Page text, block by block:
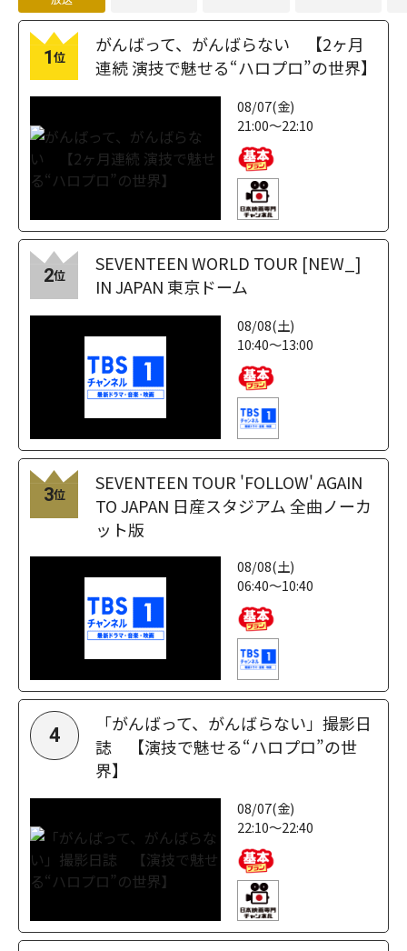
1位
がんばって、がんばらない 【2ヶ月
連続 演技で魅せる“ハロプロ”の世界】
08/07(金)
21:00～22:10
2位
SEVENTEEN WORLD TOUR [NEW_]
IN JAPAN 東京ドーム
08/08(土)
10:40～13:00
3位
SEVENTEEN TOUR 'FOLLOW' AGAIN
TO JAPAN 日産スタジアム 全曲ノーカ
ット版
08/08(土)
06:40～10:40
4
「がんばって、がんばらない」撮影日
誌 【演技で魅せる“ハロプロ”の世
界】
08/07(金)
22:10～22:40